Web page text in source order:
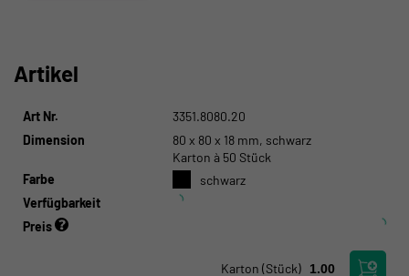
Artikel
Art Nr.
3351.8080.20
Dimension
80 x 80 x 18 mm, schwarz
Karton à 50 Stück
Farbe
schwarz
Verfügbarkeit
Preis
Karton (Stück)